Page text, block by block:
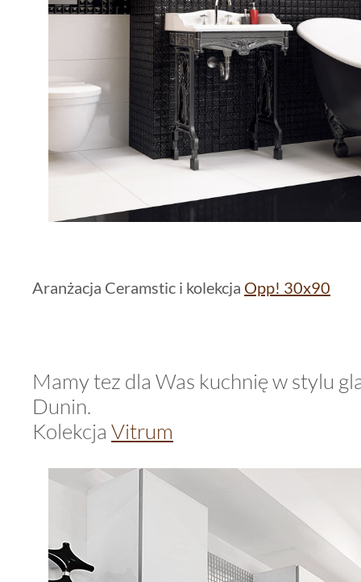
Aranżacja Ceramstic i kolekcja Opp! 30x90
Mamy tez dla Was kuchnię w stylu
Dunin.
Kolekcja Vitrum